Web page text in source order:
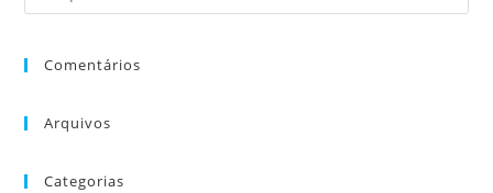
Comentários
Arquivos
Categorias